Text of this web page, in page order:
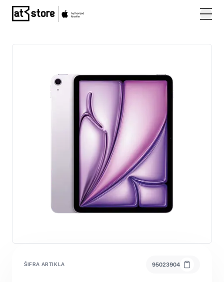
Posjetite početnu stranicu AT Store
ŠIFRA ARTIKLA 95023904